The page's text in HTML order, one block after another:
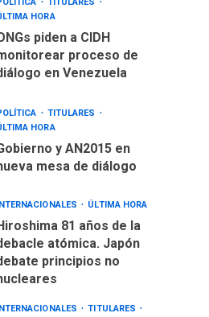
TITULARES
HORA
piden a CIDH
proceso de
en Venezuela
TITULARES
HORA
y AN2015 en
mesa de diálogo
INTERNACIONALES ÚLTIMA HORA
81 años de la
atómica. Japón
principios no
INTERNACIONALES
TITULARES